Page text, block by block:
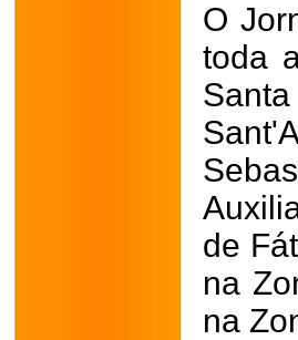
O
toda
de
na
na